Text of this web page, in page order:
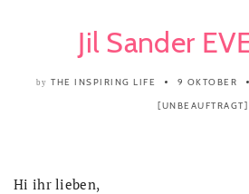
Jil Sander
by THE INSPIRING LIFE 9 OKTOBER
[UNBEAUFTRAGT]
Hi ihr lieben,